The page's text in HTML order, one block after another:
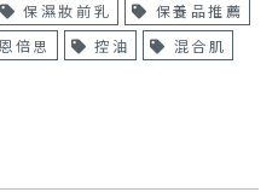
保濕妝前乳
保養品推薦
恩倍思 控油
混合肌